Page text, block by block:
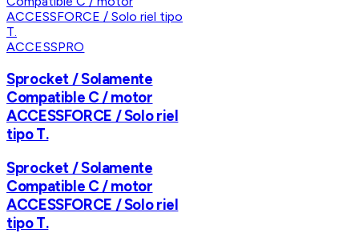
ACCESSPRO
Sprocket / Solamente
Compatible C / motor
ACCESSFORCE / Solo riel
tipo T.
Sprocket / Solamente
Compatible C / motor
ACCESSFORCE / Solo riel
tipo T.